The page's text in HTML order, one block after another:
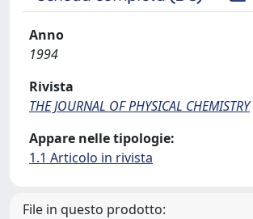
Anno
1994
Rivista
THE JOURNAL OF PHYSICAL CHEMISTRY
Appare nelle tipologie:
1.1 Articolo in rivista
File in questo prodotto: